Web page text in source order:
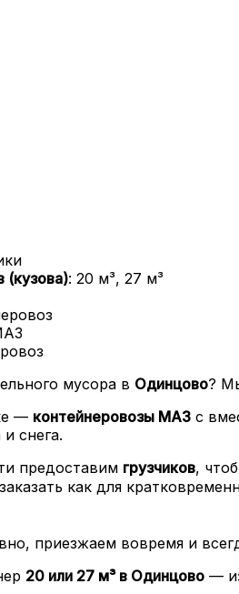
(кузова): 20 м³, 27 м³
мусора в Одинцово?
— контейнеровозы МАЗ с
снега.
предоставим грузчиков,
как для
приезжаем вовремя и
20 или 27 м³ в Одинцово —